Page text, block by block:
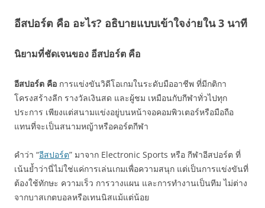
อีสปอร์ต คือ อะไร? อธิบายแบบเข้าใจง่ายใน 3 นาที
นิยามที่ชัดเจนของ อีสปอร์ต คือ
อีสปอร์ต คือ การแข่งขันวิดีโอเกมในระดับมืออาชีพ ที่มีกติกา
โครงสร้างลีก รางวัลเงินสด และผู้ชม เหมือนกับกีฬาทั่วไปทุก
ประการ เพียงแต่สนามแข่งอยู่บนหน้าจอคอมพิวเตอร์หรือมือถือ
แทนที่จะเป็นสนามหญ้าหรือคอร์ตกีฬา
คำว่า “อีสปอร์ต” มาจาก Electronic Sports หรือ กีฬาอีสปอร์ต ที่
เน้นย้ำว่านี่ไม่ใช่แค่การเล่นเกมเพื่อความสนุก แต่เป็นการแข่งขันที่
ต้องใช้ทักษะ ความเร็ว การวางแผน และการทำงานเป็นทีม ไม่ต่าง
จากบาสเกตบอลหรือเทนนิสแม้แต่น้อย